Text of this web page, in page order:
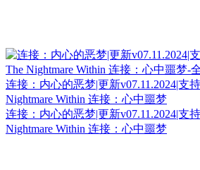
连接：内心的恶梦|更新v07.11.2024|支
Nightmare Within 连接：心中噩梦
连接：内心的恶梦|更新v07.11.2024|支
Nightmare Within 连接：心中噩梦